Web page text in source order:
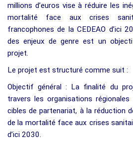
millions d’euros vise à réduire les
mortalité face aux crises
francophones de la CEDEAO d’ici
des enjeux de genre est un
projet.
Le projet est structuré comme suit :
Objectif général : La finalité du
travers les organisations
cibles de partenariat, à la réduction
de la mortalité face aux crises
d’ici 2030.